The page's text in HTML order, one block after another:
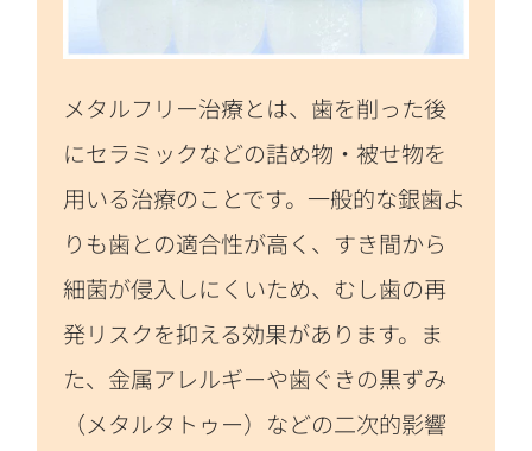
メタルフリー治療とは、歯を削った後
にセラミックなどの詰め物・被せ物を
用いる治療のことです。一般的な銀歯よ
りも歯との適合性が高く、すき間から
細菌が侵入しにくいため、むし歯の再
発リスクを抑える効果があります。ま
た、金属アレルギーや歯ぐきの黒ずみ
（メタルタトゥー）などの二次的影響